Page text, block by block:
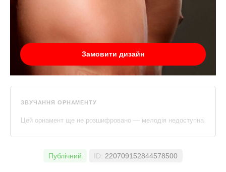
Замовити дизайн
ЗВУЧАННЯ ОРНАМЕНТУ
Цей орнамент ще не розшифровано — мелодія недоступна
Публічний ID: 220709152844578500